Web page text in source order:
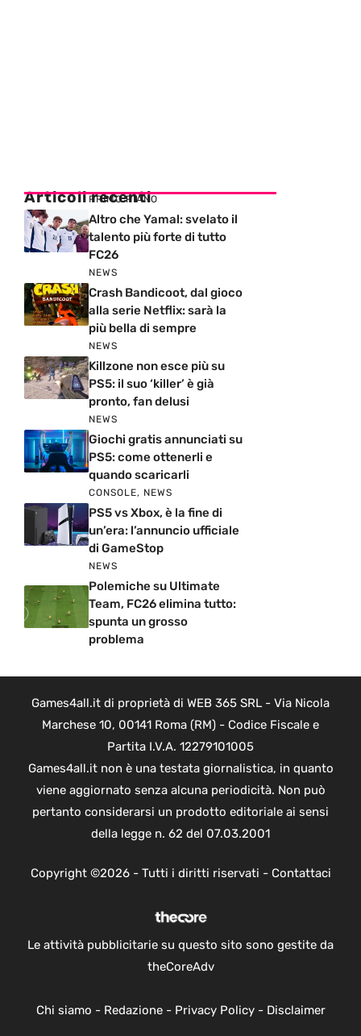
Articoli recenti
PRIMO PIANO
Altro che Yamal: svelato il
talento più forte di tutto
FC26
NEWS
Crash Bandicoot, dal gioco
alla serie Netflix: sarà la
più bella di sempre
NEWS
Killzone non esce più su
PS5: il suo ‘killer’ è già
pronto, fan delusi
NEWS
Giochi gratis annunciati su
PS5: come ottenerli e
quando scaricarli
CONSOLE, NEWS
PS5 vs Xbox, è la fine di
un’era: l’annuncio ufficiale
di GameStop
NEWS
Polemiche su Ultimate
Team, FC26 elimina tutto:
spunta un grosso
problema
Games4all.it di proprietà di WEB 365 SRL - Via Nicola
Marchese 10, 00141 Roma (RM) - Codice Fiscale e
Partita I.V.A. 12279101005
Games4all.it non è una testata giornalistica, in quanto
viene aggiornato senza alcuna periodicità. Non può
pertanto considerarsi un prodotto editoriale ai sensi
della legge n. 62 del 07.03.2001
Copyright ©2026 - Tutti i diritti riservati - Contattaci
Le attività pubblicitarie su questo sito sono gestite da
theCoreAdv
Chi siamo - Redazione- Privacy Policy- Disclaimer